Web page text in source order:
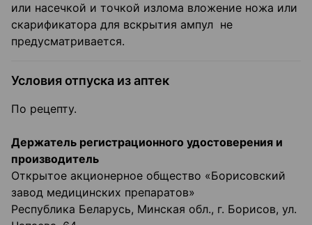
или насечкой и точкой излома вложение ножа или
скарификатора для вскрытия ампул не
предусматривается.
Условия отпуска из аптек
По рецепту.
Держатель регистрационного удостоверения и
производитель
Открытое акционерное общество «Борисовский
завод медицинских препаратов»
Республика Беларусь, Минская обл., г. Борисов, ул.